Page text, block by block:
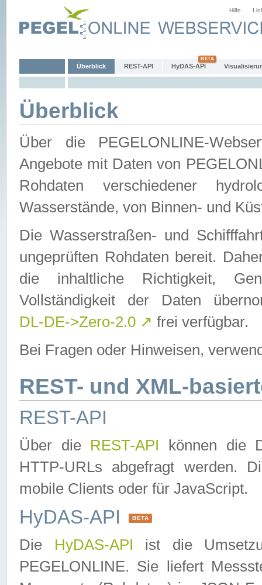
Hilfe
Überblick REST-API HyDAS-API
Überblick
Über die PEGELONLINE-
Angebote mit Daten von
Rohdaten verschiedener
Wasserstände, von Binnen- und
Die Wasserstraßen- und
ungeprüften Rohdaten bereit.
die inhaltliche Richtigkeit,
Vollständigkeit der Daten
DL-DE->Zero-2.0 ↗ frei verfügbar.
Bei Fragen oder Hinweisen,
REST- und XML-
REST-API
Über die REST-API können die
HTTP-URLs abgefragt werden.
mobile Clients oder für JavaScript.
HyDAS-API BETA
Die HyDAS-API ist die
PEGELONLINE. Sie liefert